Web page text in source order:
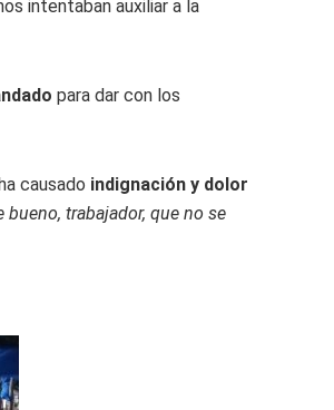
intentaban auxiliar a la
para dar con los
causado indignación y dolor
bueno, trabajador, que no se